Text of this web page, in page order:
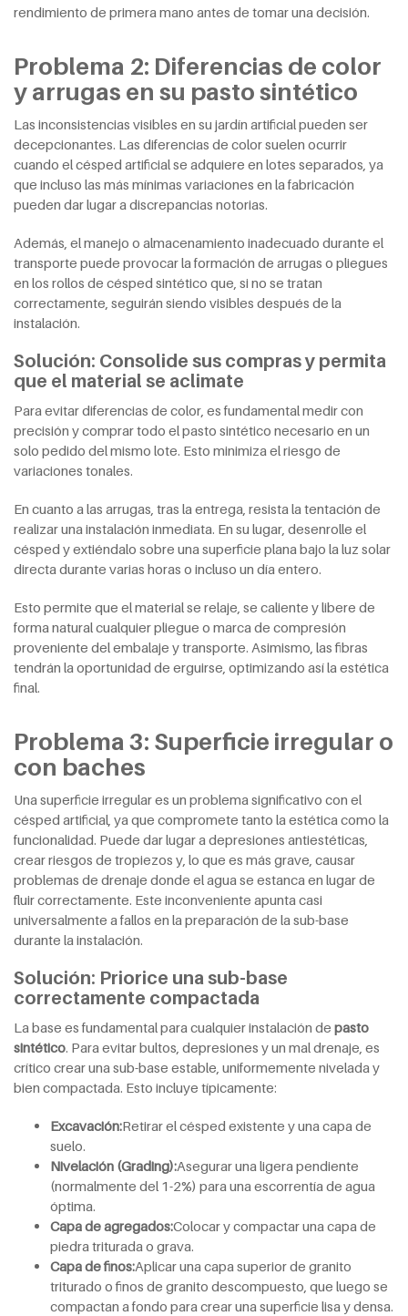
rendimiento de primera mano antes de tomar una decisión.
Problema 2: Diferencias de color
y arrugas en su pasto sintético
Las inconsistencias visibles en su jardín artificial pueden ser
decepcionantes. Las diferencias de color suelen ocurrir
cuando el césped artificial se adquiere en lotes separados, ya
que incluso las más mínimas variaciones en la fabricación
pueden dar lugar a discrepancias notorias.
Además, el manejo o almacenamiento inadecuado durante el
transporte puede provocar la formación de arrugas o pliegues
en los rollos de césped sintético que, si no se tratan
correctamente, seguirán siendo visibles después de la
instalación.
Solución: Consolide sus compras y permita
que el material se aclimate
Para evitar diferencias de color, es fundamental medir con
precisión y comprar todo el pasto sintético necesario en un
solo pedido del mismo lote. Esto minimiza el riesgo de
variaciones tonales.
En cuanto a las arrugas, tras la entrega, resista la tentación de
realizar una instalación inmediata. En su lugar, desenrolle el
césped y extiéndalo sobre una superficie plana bajo la luz solar
directa durante varias horas o incluso un día entero.
Esto permite que el material se relaje, se caliente y libere de
forma natural cualquier pliegue o marca de compresión
proveniente del embalaje y transporte. Asimismo, las fibras
tendrán la oportunidad de erguirse, optimizando así la estética
final.
Problema 3: Superficie irregular o
con baches
Una superficie irregular es un problema significativo con el
césped artificial, ya que compromete tanto la estética como la
funcionalidad. Puede dar lugar a depresiones antiestéticas,
crear riesgos de tropiezos y, lo que es más grave, causar
problemas de drenaje donde el agua se estanca en lugar de
fluir correctamente. Este inconveniente apunta casi
universalmente a fallos en la preparación de la sub-base
durante la instalación.
Solución: Priorice una sub-base
correctamente compactada
La base es fundamental para cualquier instalación de pasto
sintético. Para evitar bultos, depresiones y un mal drenaje, es
crítico crear una sub-base estable, uniformemente nivelada y
bien compactada. Esto incluye típicamente:
Excavación:Retirar el césped existente y una capa de
suelo.
Nivelación (Grading):Asegurar una ligera pendiente
(normalmente del 1-2%) para una escorrentía de agua
óptima.
Capa de agregados:Colocar y compactar una capa de
piedra triturada o grava.
Capa de finos:Aplicar una capa superior de granito
triturado o finos de granito descompuesto, que luego se
compactan a fondo para crear una superficie lisa y densa.